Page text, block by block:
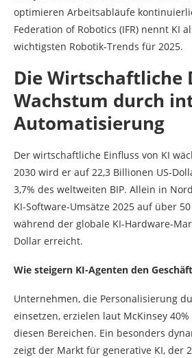
optimieren Arbeitsabläufe
Federation of Robotics (IFR) nennt KI
wichtigsten Robotik-Trends für 2025.
Die Wirtschaftliche
Wachstum durch
Automatisierung
Der wirtschaftliche Einfluss von KI
2030 wird er auf 22,3 Billionen US-
3,7% des weltweiten BIP. Allein in
KI-Software-Umsätze 2025 auf über
während der globale KI-Hardware-
Dollar erreicht.
Wie steigern KI-Agenten den
Unternehmen, die Personalisierung
einsetzen, erzielen laut McKinsey
diesen Bereichen. Ein besonders
zeigt der Markt für generative KI, der